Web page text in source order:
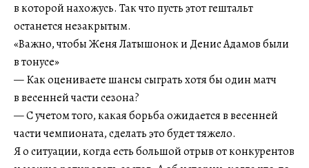
в которой нахожусь. Так что пусть этот гештальт
останется незакрытым.
«Важно, чтобы Женя Латышонок и Денис Адамов были
в тонусе»
— Как оцениваете шансы сыграть хотя бы один матч
в весенней части сезона?
— С учетом того, какая борьба ожидается в весенней
части чемпионата, сделать это будет тяжело.
Я о ситуации, когда есть большой отрыв от конкурентов